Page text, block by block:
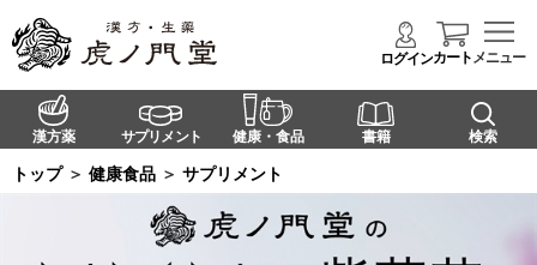
ログインカートメニュー
漢方薬 サプリメント 健康・食品 書籍 検索
トップ ＞ 健康食品 ＞ サプリメント